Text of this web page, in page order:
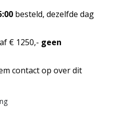
besteld, dezelfde dag
€ 1250,- geen
contact op over dit